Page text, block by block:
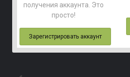
получения аккаунта. Это
просто!
Зарегистрировать аккаунт